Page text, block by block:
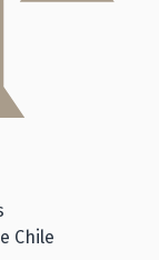
Chile